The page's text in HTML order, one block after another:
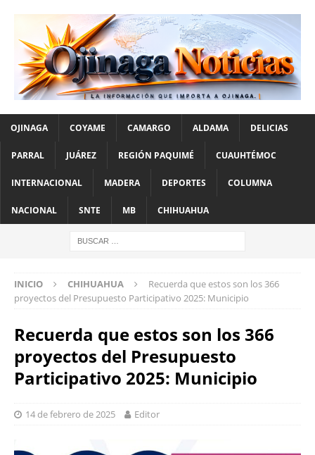
OJINAGA COYAME CAMARGO ALDAMA DELICIAS
PARRAL JUÁREZ REGIÓN PAQUIMÉ CUAUHTÉMOC
INTERNACIONAL MADERA DEPORTES COLUMNA
NACIONAL SNTE MB CHIHUAHUA
INICIO CHIHUAHUA
Recuerda que estos son los 366
proyectos del Presupuesto Participativo 2025: Municipio
Recuerda que estos son los 366
proyectos del Presupuesto
Participativo 2025: Municipio
14 de febrero de 2025 Editor